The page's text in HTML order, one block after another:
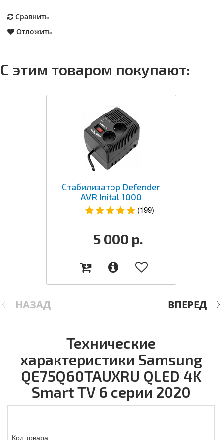
Сравнить
Отложить
С этим товаром покупают:
НАЗАД
Стабилизатор Defender
AVR Inital 1000
(199)
5 000 р.
ВПЕРЕД
Технические
характеристики Samsung
QE75Q60TAUXRU QLED 4K
Smart TV 6 серии 2020
Код товара